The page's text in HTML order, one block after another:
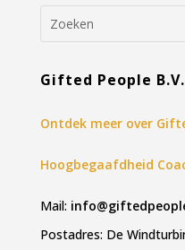
Gifted People B.V.
Ontdek meer over
Hoogbegaafdheid
Mail:
Postadres: De